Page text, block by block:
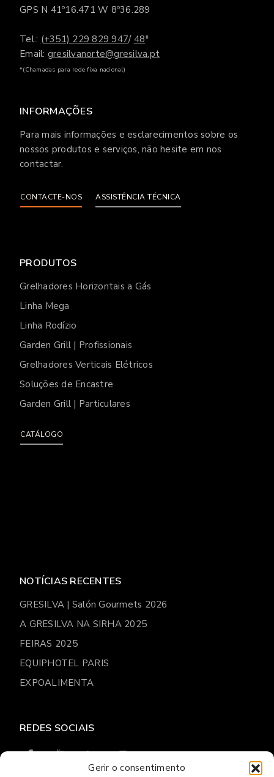
Gerir o consentimento
GPS N 41º16.471 W 8º36.289
Tel.: (+351) 229 829 947/ 48*
Email: gresilvanorte@gresilva.pt
*(Chamadas para rede fixa nacional)
INFORMAÇÕES
Para mais informações e esclarecimentos sobre os
nossos produtos e serviços, não hesite em nos
contactar.
CONTACTE-NOS ASSISTÊNCIA TÉCNICA
PRODUTOS
Grelhadores Horizontais a Gás
Linha Mega
Linha Rodízio
Garden Grill | Profissionais
Grelhadores Verticais Elétricos
Soluções de Encastre
Garden Grill | Particulares
CATÁLOGO
NOTÍCIAS RECENTES
GRESILVA | Salón Gourmets 2026
A GRESILVA NA SIRHA 2025
FEIRAS 2025
EQUIPHOTEL PARIS
EXPOALIMENTA
REDES SOCIAIS